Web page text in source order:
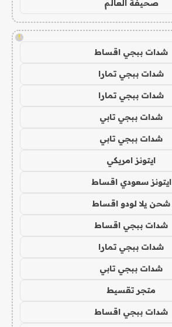
صحيفة العالم
!
شدات ببجي اقساط
شدات ببجي تمارا
شدات ببجي تمارا
شدات ببجي تابي
شدات ببجي تابي
ايتونز امريكي
ايتونز سعودي اقساط
شحن يلا لودو اقساط
شدات ببجي اقساط
شدات ببجي تمارا
شدات ببجي تابي
متجر تقسيط
شدات ببجي اقساط